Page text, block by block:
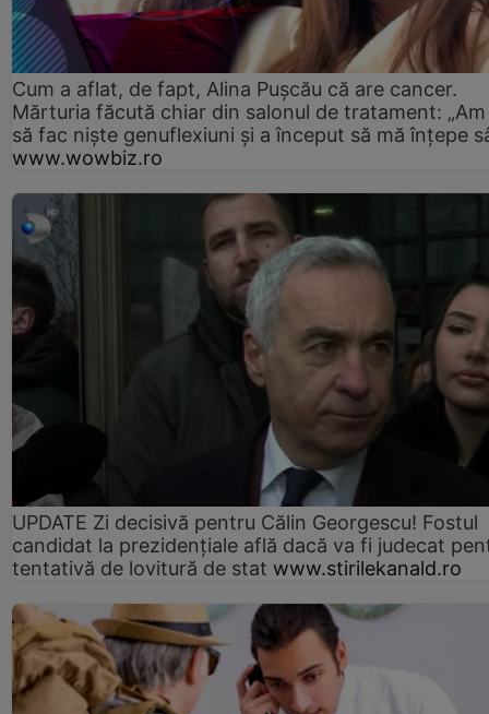
Cum a aflat, de fapt, Alina Pușcău că are cancer.
Mărturia făcută chiar din salonul de tratament:
să fac niște genuflexiuni și a început să mă înțepe
www.wowbiz.ro
UPDATE Zi decisivă pentru Călin Georgescu! Fostul
candidat la prezidențiale află dacă va fi judecat
tentativă de lovitură de stat www.stirilekanald.ro